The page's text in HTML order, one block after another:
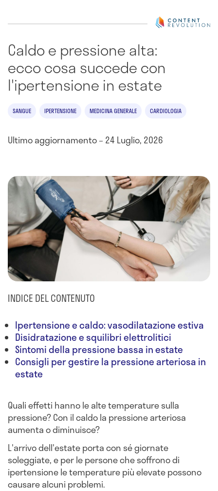
Caldo e pressione alta:
ecco cosa succede con
l'ipertensione in estate
SANGUE IPERTENSIONE MEDICINA GENERALE CARDIOLOGIA
Ultimo aggiornamento – 24 Luglio, 2026
INDICE DEL CONTENUTO
Ipertensione e caldo: vasodilatazione estiva
Disidratazione e squilibri elettrolitici
Sintomi della pressione bassa in estate
Consigli per gestire la pressione arteriosa in
estate
Quali effetti hanno le alte temperature sulla
pressione? Con il caldo la pressione arteriosa
aumenta o diminuisce?
L'arrivo dell'estate porta con sé giornate
soleggiate, e per le persone che soffrono di
ipertensione le temperature più elevate possono
causare alcuni problemi.